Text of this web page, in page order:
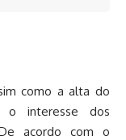
como a alta do
o interesse dos
acordo com o